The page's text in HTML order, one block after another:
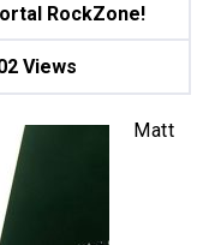
RockZone!
Views
Matt